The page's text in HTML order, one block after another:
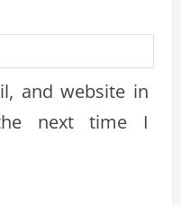
and website in
next time I